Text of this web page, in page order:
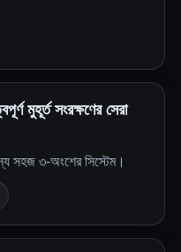
মুহূর্ত সংরক্ষণের সেরা
সহজ ৩-অংশের সিস্টেম।